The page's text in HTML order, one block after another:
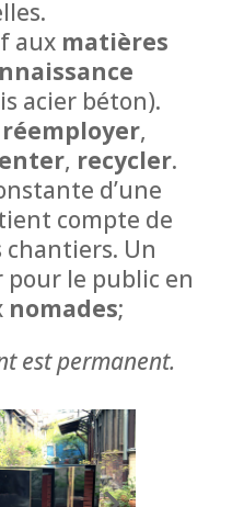
aux matières
acier béton).
réemployer,
, recycler.
d’une
compte de
chantiers. Un
le public en
nomades;
est permanent.